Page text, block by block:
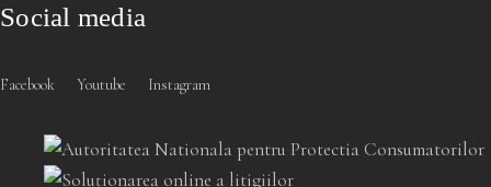
Social media
Facebook Youtube Instagram